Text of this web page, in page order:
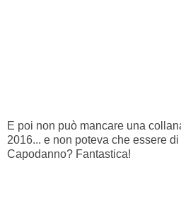
E poi non può mancare una
2016... e non poteva che essere
Capodanno? Fantastica!